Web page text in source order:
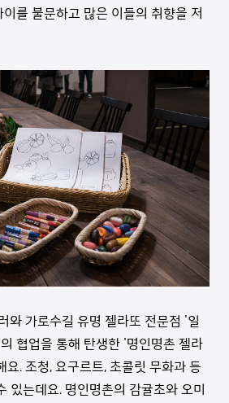
를 불문하고 많은 이들의 취향을 저
와 가로수길 유명 젤라또 전문점 '일
협업을 통해 탄생한 '명인명촌 젤라
. 조청, 요구르트, 초콜릿 무화과 등
있는데요. 명인명촌의 감귤초와 오미